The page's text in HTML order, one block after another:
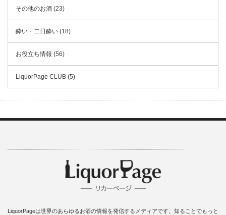
その他のお酒 (23)
酔い・二日酔い (18)
お役立ち情報 (56)
LiquorPage CLUB (5)
LiquorPageは世界のあらゆるお酒の情報を発信するメディアです。知ることでもっと